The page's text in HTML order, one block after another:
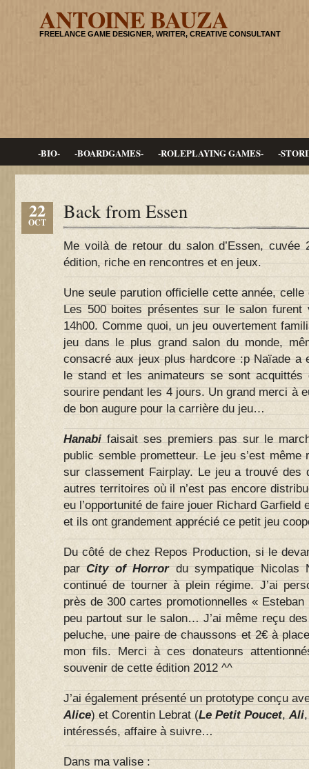
ANTOINE BAUZA
FREELANCE GAME DESIGNER, WRITER, CREATIVE CONSULTANT
-BIO- -BOARDGAMES- -ROLEPLAYING GAMES- -
22
OCT Back from Essen
Me voilà de retour du salon d’Essen, cuvée
édition, riche en rencontres et en jeux.
Une seule parution officielle cette année,
Les 500 boites présentes sur le salon furent
14h00. Comme quoi, un jeu ouvertement
jeu dans le plus grand salon du monde,
consacré aux jeux plus hardcore :p Naïade a
le stand et les animateurs se sont
sourire pendant les 4 jours. Un grand merci à
de bon augure pour la carrière du jeu…
Hanabifaisait ses premiers pas sur le
public semble prometteur. Le jeu s’est
sur classement Fairplay. Le jeu a trouvé des
autres territoires où il n’est pas encore
eu l’opportunité de faire jouer Richard Garfield
et ils ont grandement apprécié ce petit jeu
Du côté de chez Repos Production, si le
parCity of Horrordu sympatique Nicolas
continué de tourner à plein régime. J’ai
près de 300 cartes promotionnelles «
peu partout sur le salon… J’ai même reçu
peluche, une paire de chaussons et 2€ à
mon fils. Merci à ces donateurs
souvenir de cette édition 2012 ^^
J’ai également présenté un prototype conçu
Alice) et Corentin Lebrat (Le Petit Poucet,Ali
intéressés, affaire à suivre…
Dans ma valise :